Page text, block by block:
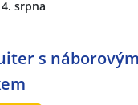
srpna
s náborovým